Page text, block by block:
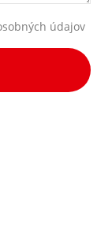
údajov